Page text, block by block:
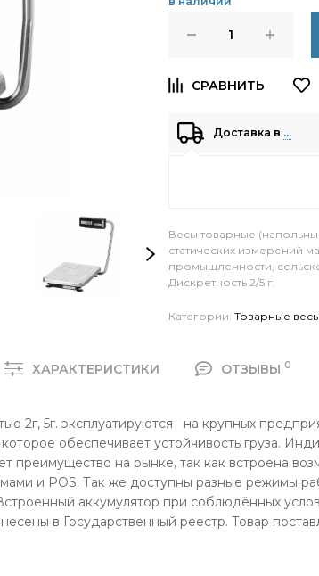
Доставка в …
Весы товарные
статических измерений
промышленности,
Дискретность 2/5 г.
Категории: Товарные весы
ХАРАКТЕРИСТИКИ ОТЗЫВЫ 0
2г, 5г. эксплуатируются на крупных
обеспечивает устойчивость груза.
преимущество на рынке, так как встроена
и POS. Так же доступны разные режимы
аккумулятор при соблюдённых
в Государственный реестр. Товар